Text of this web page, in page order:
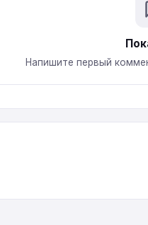
Напишите первый